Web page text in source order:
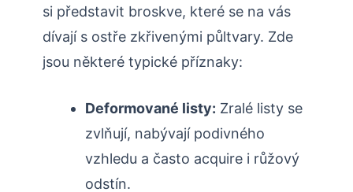
si představit broskve, které se na vás
dívají s ostře⁢ zkřivenými půltvary. Zde
jsou některé typické příznaky:
Deformované listy: Zralé listy se
zvlňují, nabývají podivného
vzhledu a často acquire i růžový⁣
odstín.